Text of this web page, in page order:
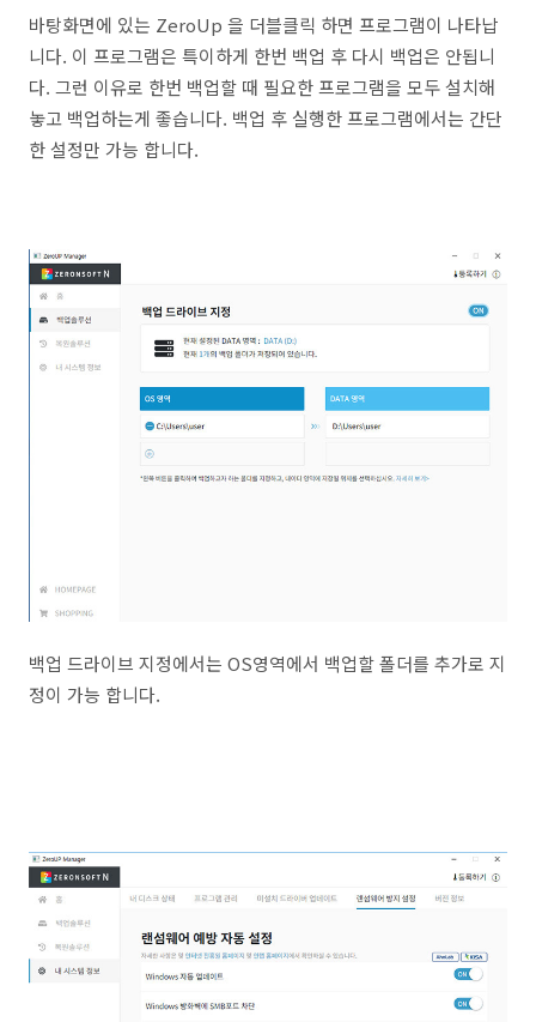
바탕화면에 있는 ZeroUp 을 더블클릭 하면 프로그램이 나타납
니다. 이 프로그램은 특이하게 한번 백업 후 다시 백업은 안됩니
다. 그런 이유로 한번 백업할 때 필요한 프로그램을 모두 설치해
놓고 백업하는게 좋습니다. 백업 후 실행한 프로그램에서는 간단
한 설정만 가능 합니다.
백업 드라이브 지정에서는 OS영역에서 백업할 폴더를 추가로 지
정이 가능 합니다.